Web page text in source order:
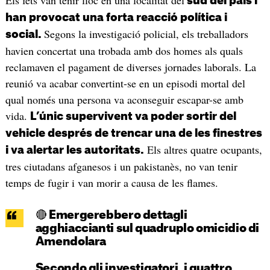
han provocat una forta reacció política i
social. Segons la investigació policial, els treballadors
havien concertat una trobada amb dos homes als quals
reclamaven el pagament de diverses jornades laborals. La
reunió va acabar convertint-se en un episodi mortal del
qual només una persona va aconseguir escapar-se amb
vida.
L’únic supervivent va poder sortir del
vehicle després de trencar una de les finestres
i va alertar les autoritats. Els altres quatre ocupants,
tres ciutadans afganesos i un pakistanès, no van tenir
temps de fugir i van morir a causa de les flames.
🔴 Emergerebbero dettagli
agghiaccianti sul quadruplo omicidio di
Amendolara